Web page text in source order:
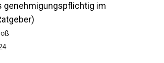
genehmigungspflichtig im